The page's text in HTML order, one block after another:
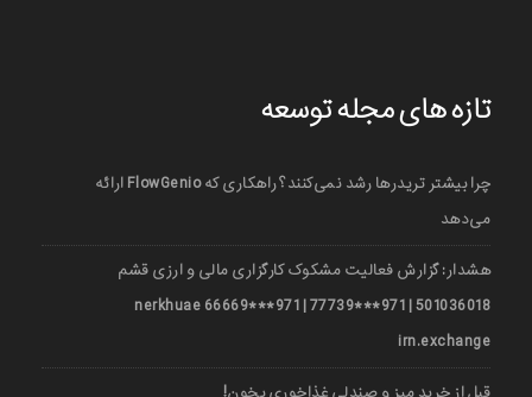
تازه های مجله توسعه
چرا بیشتر تریدرها رشد نمی‌کنند؟ راهکاری که FlowGenio ارائه
می‌دهد
هشدار: گزارش فعالیت مشکوک کارگزاری مالی و ارزی قشم
501036018 | 971***77739 | 971***66669 nerkhuae
irn.exchange